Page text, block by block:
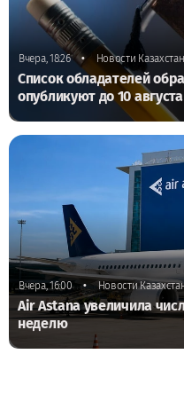
Вчера, 18:26 • Новости
Список обладателей
опубликуют до 10 августа
Вчера, 16:00 • Новости
Air Astana увеличила
неделю